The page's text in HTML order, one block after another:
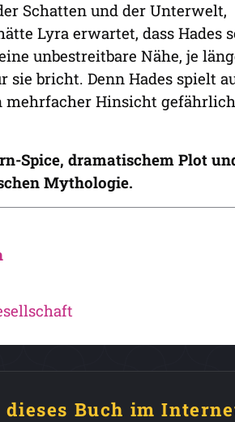
Schatten und der Unterwelt,
Lyra erwartet, dass Hades
unbestreitbare Nähe, je
sie bricht. Denn Hades spielt
mehrfacher Hinsicht gefährlich
Spice, dramatischem Plot
Mythologie.
dieses Buch im